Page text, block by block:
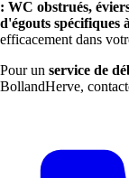
: WC obstrués,
d'égouts spécifiques
efficacement dans
Pour un service de
BollandHerve,